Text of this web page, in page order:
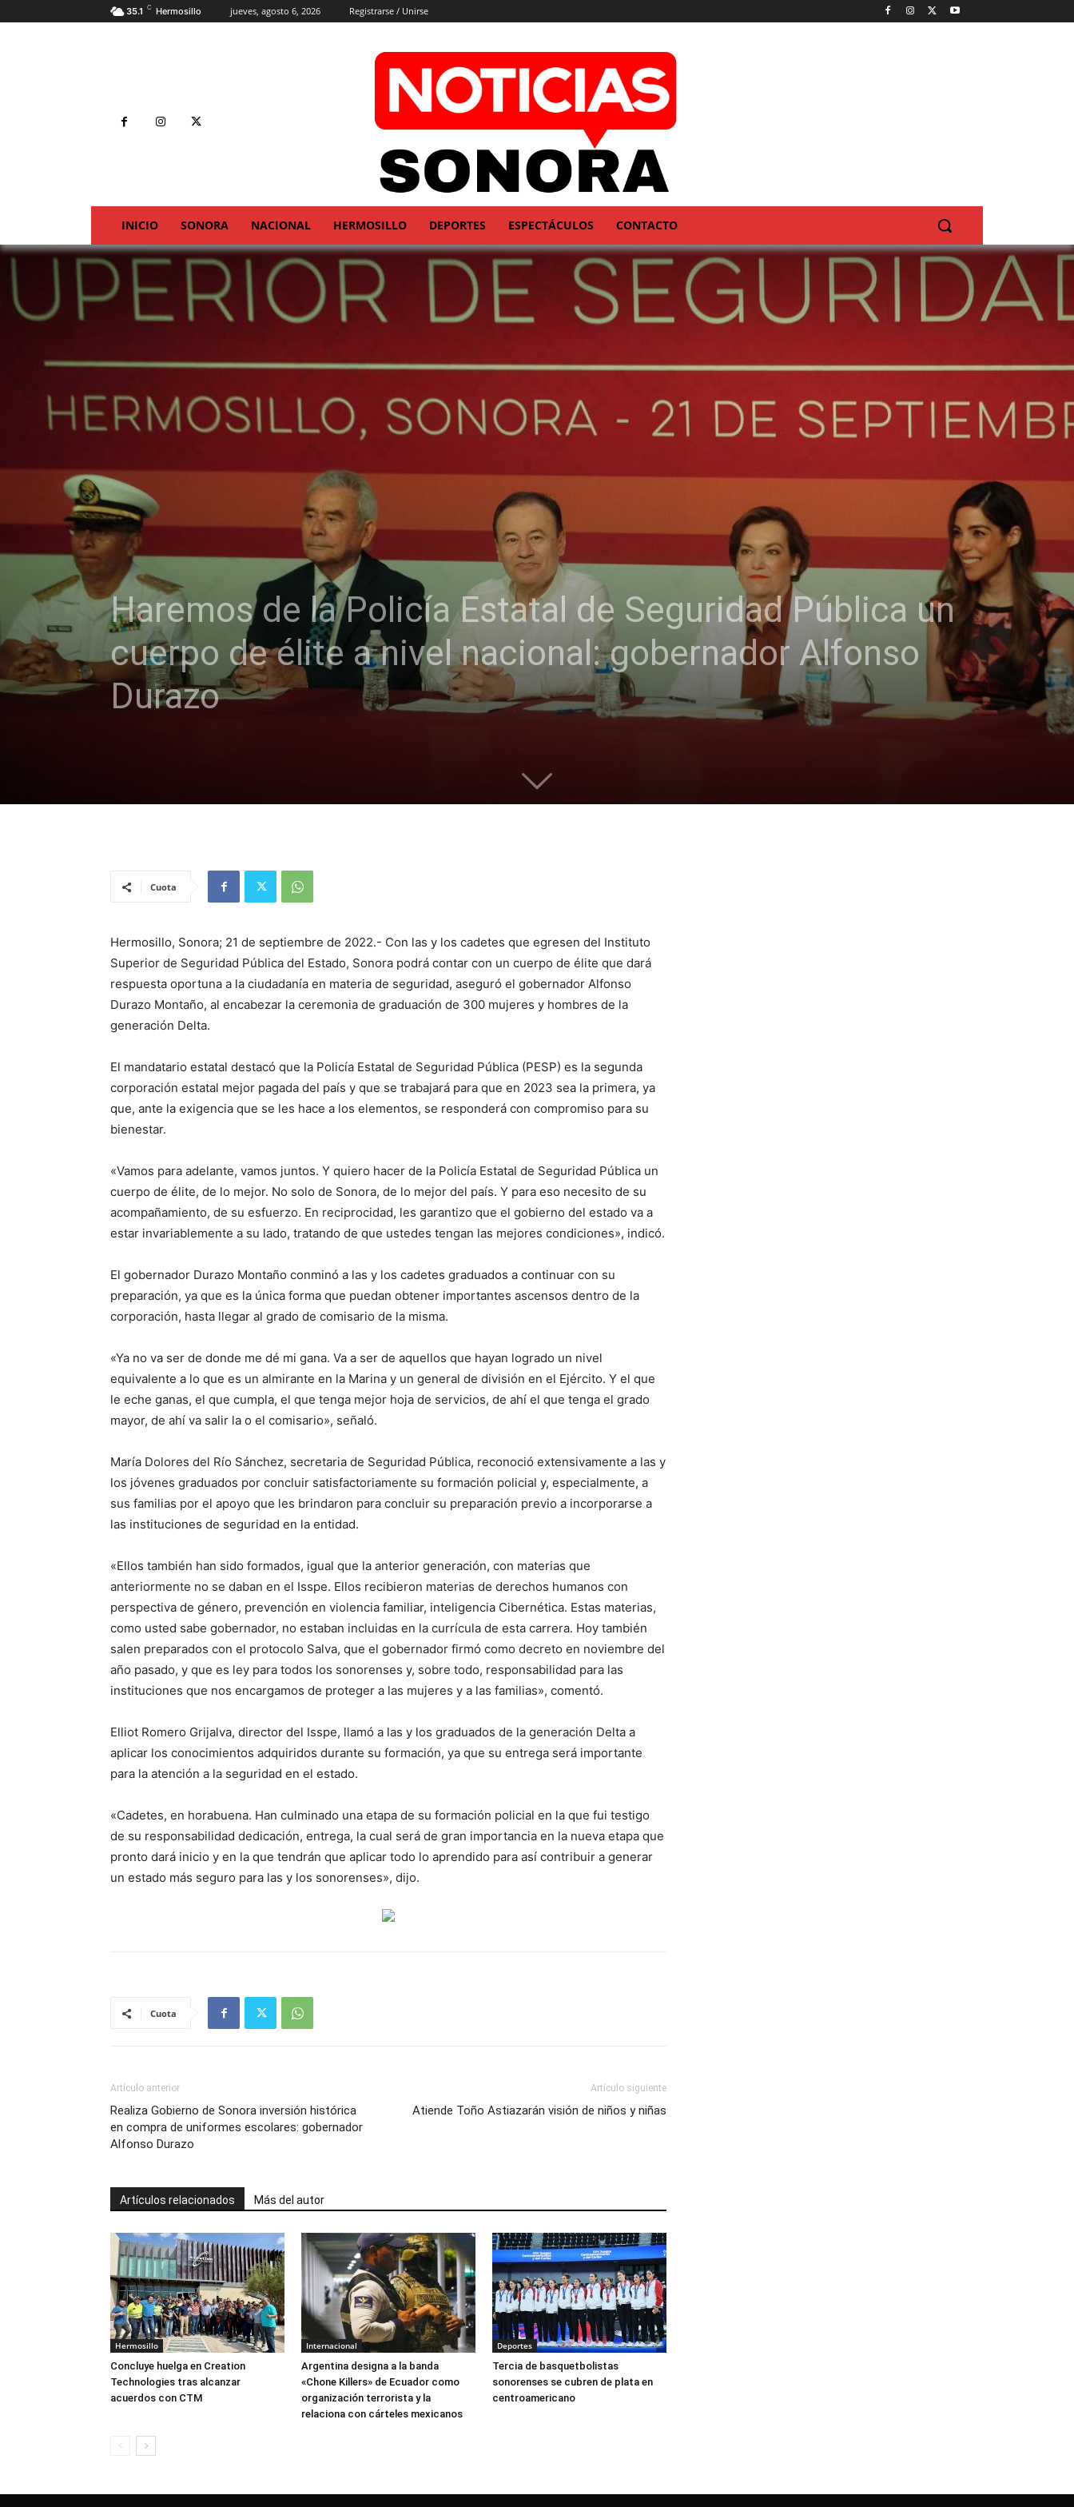
35.1 C Hermosillo jueves, agosto 6, 2026 Registrarse / Unirse
INICIO SONORA NACIONAL HERMOSILLO DEPORTES ESPECTÁCULOS CONTACTO
Haremos de la Policía Estatal de Seguridad Pública un
cuerpo de élite a nivel nacional: gobernador Alfonso
Durazo
Cuota
Hermosillo, Sonora; 21 de septiembre de 2022.- Con las y los cadetes que egresen del Instituto
Superior de Seguridad Pública del Estado, Sonora podrá contar con un cuerpo de élite que dará
respuesta oportuna a la ciudadanía en materia de seguridad, aseguró el gobernador Alfonso
Durazo Montaño, al encabezar la ceremonia de graduación de 300 mujeres y hombres de la
generación Delta.
El mandatario estatal destacó que la Policía Estatal de Seguridad Pública (PESP) es la segunda
corporación estatal mejor pagada del país y que se trabajará para que en 2023 sea la primera, ya
que, ante la exigencia que se les hace a los elementos, se responderá con compromiso para su
bienestar.
«Vamos para adelante, vamos juntos. Y quiero hacer de la Policía Estatal de Seguridad Pública un
cuerpo de élite, de lo mejor. No solo de Sonora, de lo mejor del país. Y para eso necesito de su
acompañamiento, de su esfuerzo. En reciprocidad, les garantizo que el gobierno del estado va a
estar invariablemente a su lado, tratando de que ustedes tengan las mejores condiciones», indicó.
El gobernador Durazo Montaño conminó a las y los cadetes graduados a continuar con su
preparación, ya que es la única forma que puedan obtener importantes ascensos dentro de la
corporación, hasta llegar al grado de comisario de la misma.
«Ya no va ser de donde me dé mi gana. Va a ser de aquellos que hayan logrado un nivel
equivalente a lo que es un almirante en la Marina y un general de división en el Ejército. Y el que
le eche ganas, el que cumpla, el que tenga mejor hoja de servicios, de ahí el que tenga el grado
mayor, de ahí va salir la o el comisario», señaló.
María Dolores del Río Sánchez, secretaria de Seguridad Pública, reconoció extensivamente a las y
los jóvenes graduados por concluir satisfactoriamente su formación policial y, especialmente, a
sus familias por el apoyo que les brindaron para concluir su preparación previo a incorporarse a
las instituciones de seguridad en la entidad.
«Ellos también han sido formados, igual que la anterior generación, con materias que
anteriormente no se daban en el Isspe. Ellos recibieron materias de derechos humanos con
perspectiva de género, prevención en violencia familiar, inteligencia Cibernética. Estas materias,
como usted sabe gobernador, no estaban incluidas en la currícula de esta carrera. Hoy también
salen preparados con el protocolo Salva, que el gobernador firmó como decreto en noviembre del
año pasado, y que es ley para todos los sonorenses y, sobre todo, responsabilidad para las
instituciones que nos encargamos de proteger a las mujeres y a las familias», comentó.
Elliot Romero Grijalva, director del Isspe, llamó a las y los graduados de la generación Delta a
aplicar los conocimientos adquiridos durante su formación, ya que su entrega será importante
para la atención a la seguridad en el estado.
«Cadetes, en horabuena. Han culminado una etapa de su formación policial en la que fui testigo
de su responsabilidad dedicación, entrega, la cual será de gran importancia en la nueva etapa que
pronto dará inicio y en la que tendrán que aplicar todo lo aprendido para así contribuir a generar
un estado más seguro para las y los sonorenses», dijo.
Cuota
Artículo anterior
Realiza Gobierno de Sonora inversión histórica
en compra de uniformes escolares: gobernador
Alfonso Durazo
Artículo siguiente
Atiende Toño Astiazarán visión de niños y niñas
Artículos relacionados Más del autor
Hermosillo
Concluye huelga en Creation
Technologies tras alcanzar
acuerdos con CTM
Internacional
Argentina designa a la banda
«Chone Killers» de Ecuador como
organización terrorista y la
relaciona con cárteles mexicanos
Deportes
Tercia de basquetbolistas
sonorenses se cubren de plata en
centroamericano